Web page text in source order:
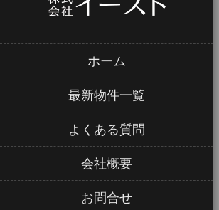
ホーム
最新物件一覧
よくある質問
会社概要
お問合せ